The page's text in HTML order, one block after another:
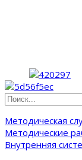
Методическая
Методические
Внутренняя